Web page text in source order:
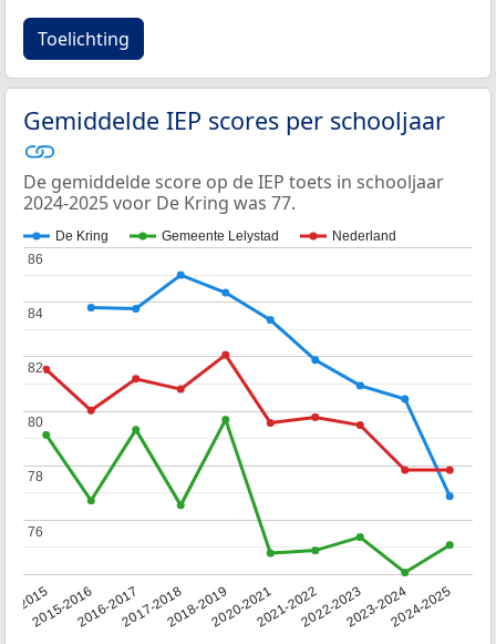
Toelichting
Gemiddelde IEP scores per schooljaar
De gemiddelde score op de IEP toets in schooljaar
2024-2025 voor De Kring was 77.
De Kring Gemeente Lelystad Nederland
2015
2015-20162016-20172017-20182018-20192020-20212021-20222022-20232023-20242024-2025
76
76
78
78
80
80
82
82
84
84
86
86